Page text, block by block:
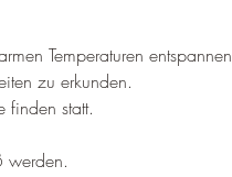
Temperaturen
zu erkunden.
finden statt.
werden.